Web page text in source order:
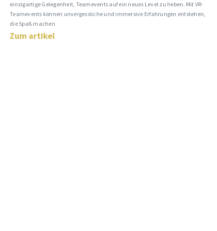
einzigartige Gelegenheit, Teamevents auf ein neues Level zu heben. Mit VR-
Teamevents können unvergessliche und immersive Erfahrungen entstehen,
die Spaß machen
Zum artikel